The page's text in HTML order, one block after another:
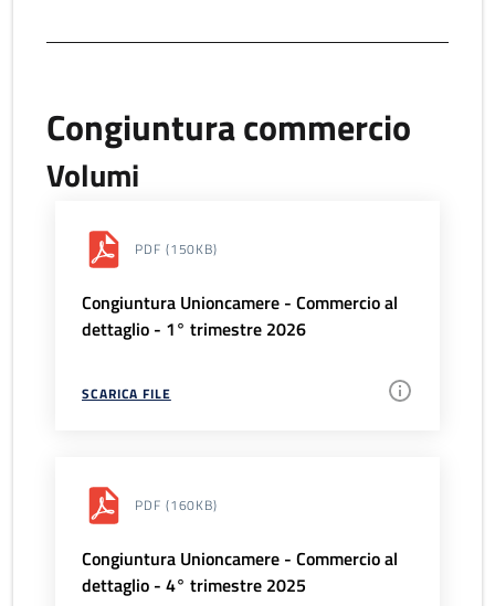
Congiuntura commercio
Volumi
PDF (150KB)
Congiuntura Unioncamere - Commercio al
dettaglio - 1° trimestre 2026
SCARICA FILE
PDF (160KB)
Congiuntura Unioncamere - Commercio al
dettaglio - 4° trimestre 2025